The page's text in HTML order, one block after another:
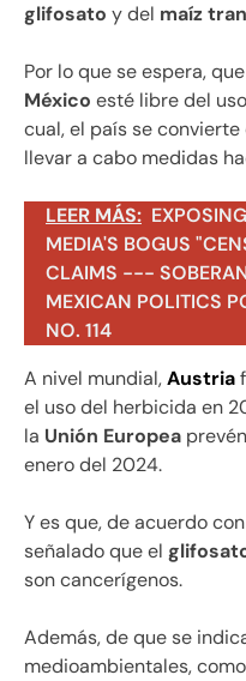
glifosato y del maíz
Por lo que se espera,
México esté libre del
cual, el país se
llevar a cabo medidas
LEER MÁS:
MEDIA'S BOGUS
CLAIMS ---
MEXICAN POLITICS
NO. 114
A nivel mundial,Austria
el uso del herbicida en
la Unión Europea
enero del 2024.
Y es que, de acuerdo
señalado que el
son cancerígenos.
Además, de que se
medioambientales,